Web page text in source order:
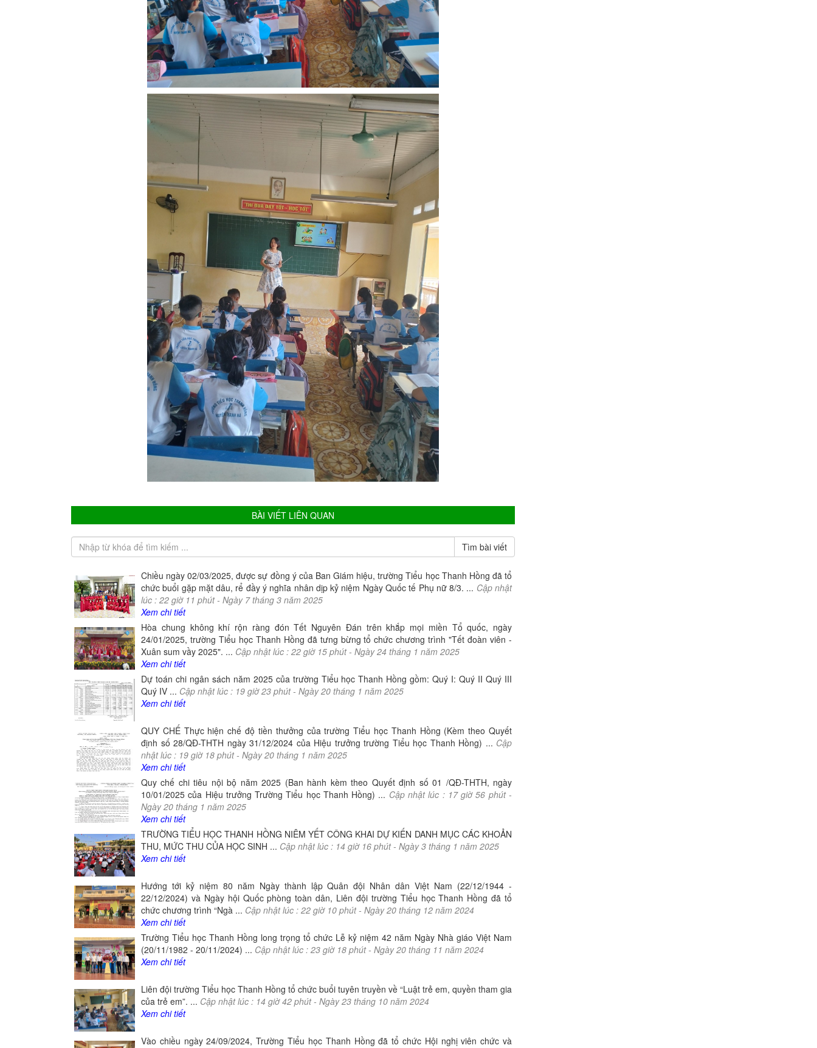
BÀI VIẾT LIÊN QUAN
Chiều ngày 02/03/2025, được sự đồng ý của Ban Giám hiệu, trường Tiểu học Thanh Hồng đã tổ
chức buổi gặp mặt dâu, rể đầy ý nghĩa nhân dịp kỷ niệm Ngày Quốc tế Phụ nữ 8/3. ... Cập nhật
lúc : 22 giờ 11 phút - Ngày 7 tháng 3 năm 2025
Xem chi tiết
Hòa chung không khí rộn ràng đón Tết Nguyên Đán trên khắp mọi miền Tổ quốc, ngày
24/01/2025, trường Tiểu học Thanh Hồng đã tưng bừng tổ chức chương trình "Tết đoàn viên -
Xuân sum vầy 2025". ... Cập nhật lúc : 22 giờ 15 phút - Ngày 24 tháng 1 năm 2025
Xem chi tiết
Dự toán chi ngân sách năm 2025 của trường Tiểu học Thanh Hồng gồm: Quý I: Quý II Quý III
Quý IV ... Cập nhật lúc : 19 giờ 23 phút - Ngày 20 tháng 1 năm 2025
Xem chi tiết
QUY CHẾ Thực hiện chế độ tiền thưởng của trường Tiểu học Thanh Hồng (Kèm theo Quyết
định số 28/QĐ-THTH ngày 31/12/2024 của Hiệu trưởng trường Tiểu học Thanh Hồng) ... Cập
nhật lúc : 19 giờ 18 phút - Ngày 20 tháng 1 năm 2025
Xem chi tiết
Quy chế chi tiêu nội bộ năm 2025 (Ban hành kèm theo Quyết định số 01 /QĐ-THTH, ngày
10/01/2025 của Hiệu trưởng Trường Tiểu học Thanh Hồng) ... Cập nhật lúc : 17 giờ 56 phút -
Ngày 20 tháng 1 năm 2025
Xem chi tiết
TRƯỜNG TIỂU HỌC THANH HỒNG NIÊM YẾT CÔNG KHAI DỰ KIẾN DANH MỤC CÁC KHOẢN
THU, MỨC THU CỦA HỌC SINH ... Cập nhật lúc : 14 giờ 16 phút - Ngày 3 tháng 1 năm 2025
Xem chi tiết
Hướng tới kỷ niệm 80 năm Ngày thành lập Quân đội Nhân dân Việt Nam (22/12/1944 -
22/12/2024) và Ngày hội Quốc phòng toàn dân, Liên đội trường Tiểu học Thanh Hồng đã tổ
chức chương trình “Ngà ... Cập nhật lúc : 22 giờ 10 phút - Ngày 20 tháng 12 năm 2024
Xem chi tiết
Trường Tiểu học Thanh Hồng long trọng tổ chức Lễ kỷ niệm 42 năm Ngày Nhà giáo Việt Nam
(20/11/1982 - 20/11/2024) ... Cập nhật lúc : 23 giờ 18 phút - Ngày 20 tháng 11 năm 2024
Xem chi tiết
Liên đội trường Tiểu học Thanh Hồng tổ chức buổi tuyên truyền về “Luật trẻ em, quyền tham gia
của trẻ em”. ... Cập nhật lúc : 14 giờ 42 phút - Ngày 23 tháng 10 năm 2024
Xem chi tiết
Vào chiều ngày 24/09/2024, Trường Tiểu học Thanh Hồng đã tổ chức Hội nghị viên chức và